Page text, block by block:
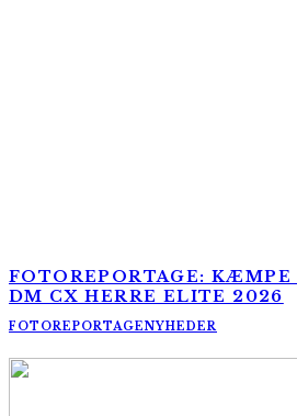
FOTOREPORTAGE: KÆMPE
DM CX HERRE ELITE 2026
FOTOREPORTAGENYHEDER